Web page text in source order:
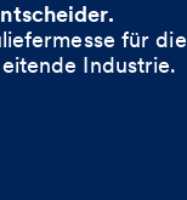
für die
Industrie.